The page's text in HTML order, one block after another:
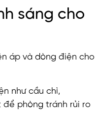
sáng cho
áp và dòng điện cho
như cầu chì,
phòng tránh rủi ro